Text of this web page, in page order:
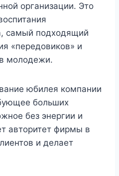
организации. Это
самый подходящий
«передовиков» и
молодежи.
юбилея компании
больших
без энергии и
авторитет фирмы в
и делает